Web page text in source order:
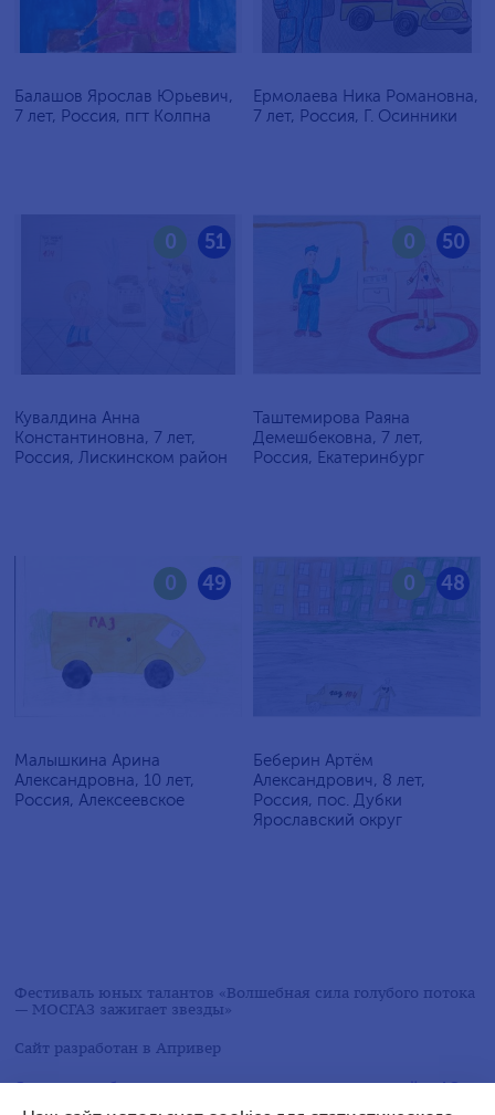
Балашов Ярослав Юрьевич,
7 лет, Россия, пгт Колпна
Ермолаева Ника Романовна,
7 лет, Россия, Г. Осинники
51
0
Кувалдина Анна
Константиновна, 7 лет,
Россия, Лискинском район
50
0
Таштемирова Раяна
Демешбековна, 7 лет,
Россия, Екатеринбург
49
0
Малышкина Арина
Александровна, 10 лет,
Россия, Алексеевское
48
0
Беберин Артём
Александрович, 8 лет,
Россия, пос. Дубки
Ярославский округ
Фестиваль юных талантов «Волшебная сила голубого потока
— МОСГАЗ зажигает звезды»
Сайт разработан в Апривер
Следите за обновлениями в социальных сетях на сайте АО